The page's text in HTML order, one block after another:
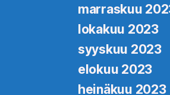
marraskuu
lokakuu 2023
syyskuu 2023
elokuu 2023
heinäkuu 2023